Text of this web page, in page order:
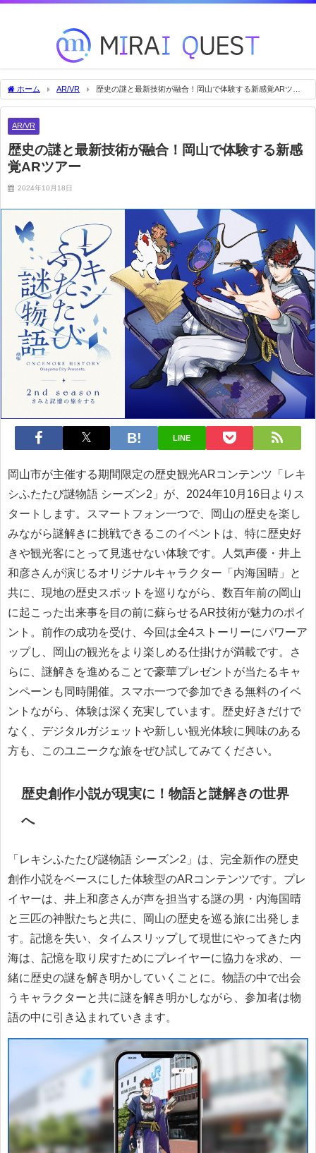
ホーム AR/VR
歴史の謎と最新技術が融合！岡山で体験する新感覚ARツア
ー
AR/VR
歴史の謎と最新技術が融合！岡山で体験する新感
覚ARツアー
2024年10月18日
LINE
岡山市が主催する期間限定の歴史観光ARコンテンツ「レキ
シふたたび謎物語 シーズン2」が、2024年10月16日よりス
タートします。スマートフォン一つで、岡山の歴史を楽し
みながら謎解きに挑戦できるこのイベントは、特に歴史好
きや観光客にとって見逃せない体験です。人気声優・井上
和彦さんが演じるオリジナルキャラクター「内海国晴」と
共に、現地の歴史スポットを巡りながら、数百年前の岡山
に起こった出来事を目の前に蘇らせるAR技術が魅力のポイ
ント。前作の成功を受け、今回は全4ストーリーにパワーア
ップし、岡山の観光をより楽しめる仕掛けが満載です。さ
らに、謎解きを進めることで豪華プレゼントが当たるキャ
ンペーンも同時開催。スマホ一つで参加できる無料のイベ
ントながら、体験は深く充実しています。歴史好きだけで
なく、デジタルガジェットや新しい観光体験に興味のある
方も、このユニークな旅をぜひ試してみてください。
歴史創作小説が現実に！物語と謎解きの世界
へ
「レキシふたたび謎物語 シーズン2」は、完全新作の歴史
創作小説をベースにした体験型のARコンテンツです。プレ
イヤーは、井上和彦さんが声を担当する謎の男・内海国晴
と三匹の神獣たちと共に、岡山の歴史を巡る旅に出発しま
す。記憶を失い、タイムスリップして現世にやってきた内
海は、記憶を取り戻すためにプレイヤーに協力を求め、一
緒に歴史の謎を解き明かしていくことに。物語の中で出会
うキャラクターと共に謎を解き明かしながら、参加者は物
語の中に引き込まれていきます。